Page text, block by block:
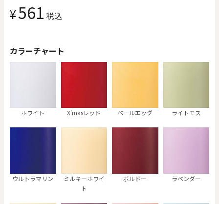
¥561 税込
カラーチャート
ホワイト X'masレッド ペールエッグ ライトモス
ウルトラマリン
ミルキーホワイ
ト
ボルドー ラベンダー